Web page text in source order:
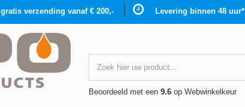
Levering binnen 48 uur*
gratis verzending vanaf € 200,-
Beoordeeld met een 9.6op Webwinkelkeur